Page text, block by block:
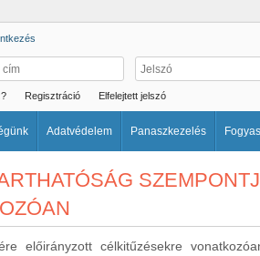
Regisztráció Elfelejtett jelszó
Adatvédelem Panaszkezelés
előirányzott célkitűzésekre